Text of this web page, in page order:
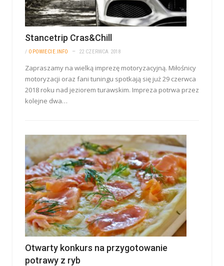
Stancetrip Cras&Chill
/ OPOWIECIE.INFO 22 CZERWCA 2018
Zapraszamy na wielką imprezę motoryzacyjną. Miłośnicy
motoryzacji oraz fani tuningu spotkają się już 29 czerwca
2018 roku nad jeziorem turawskim. Impreza potrwa przez
kolejne dwa…
Otwarty konkurs na przygotowanie
potrawy z ryb